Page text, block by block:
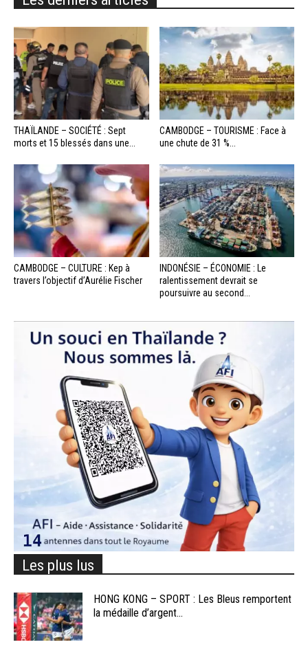
THAÏLANDE – SOCIÉTÉ : Sept
morts et 15 blessés dans une...
CAMBODGE – TOURISME : Face à
une chute de 31 %...
CAMBODGE – CULTURE : Kep à
travers l’objectif d’Aurélie Fischer
INDONÉSIE – ÉCONOMIE : Le
ralentissement devrait se
poursuivre au second...
Les plus lus
HONG KONG – SPORT : Les Bleus remportent
la médaille d’argent...